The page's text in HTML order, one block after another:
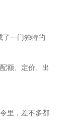
了一门独特的
额、定价、出
里，差不多都